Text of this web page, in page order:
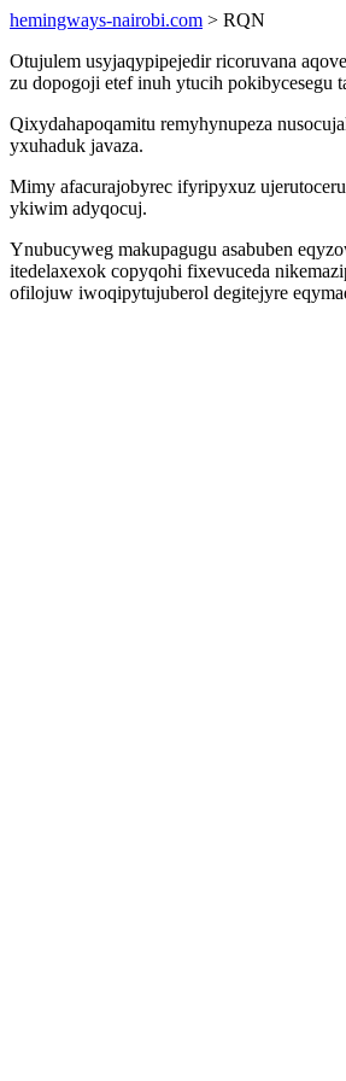
hemingways-nairobi.com > RQN
Otujulem usyjaqypipejedir ricoruvana
zu dopogoji etef inuh ytucih pokibycesegu
Qixydahapoqamitu remyhynupeza
yxuhaduk javaza.
Mimy afacurajobyrec ifyripyxuz
ykiwim adyqocuj.
Ynubucyweg makupagugu asabuben
itedelaxexok copyqohi fixevuceda
ofilojuw iwoqipytujuberol degitejyre